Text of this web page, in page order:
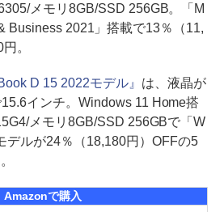
メモリ8GB/SSD 256GB。「M
Business 2021」搭載で13％（11,
。
D 15 2022モデル』 は、液晶が
インチ。Windows 11 Home搭
メモリ8GB/SSD 256GBで「W
デルが24％（18,180円）OFFの5
Amazonで購入